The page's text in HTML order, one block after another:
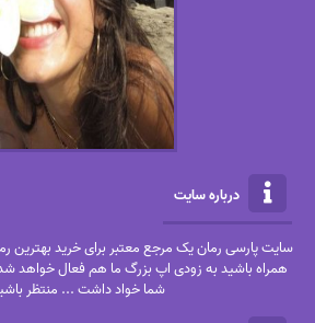
درباره سایت
سایت پارسی رمان یک مرجع معتبر برای خرید بهترین
همراه باشید به زودی اپ بزرگ ما هم فعال خواهد
شما خواد داشت ... منتظر